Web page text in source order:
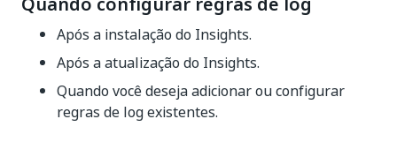
Após a instalação do Insights.
Após a atualização do Insights.
Quando você deseja adicionar ou configurar
regras de log existentes.